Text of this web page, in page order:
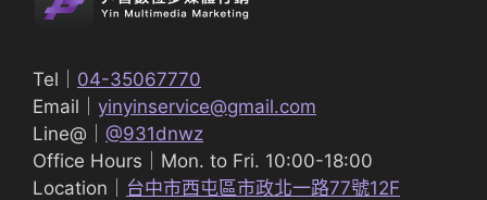
Tel｜ 04-35067770
Email｜ yinyinservice@gmail.com
Line@｜ @931dnwz
Office Hours｜Mon. to Fri. 10:00-18:00
Location｜ 台中市西屯區市政北一路77號12F